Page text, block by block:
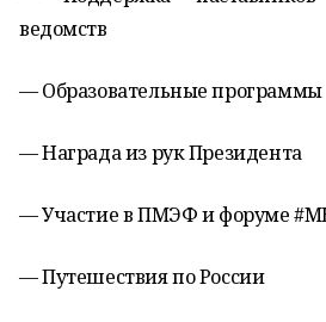
ведомств
— Образовательные программы
— Награда из рук Президента
— Участие в ПМЭФ и форуме
— Путешествия по России